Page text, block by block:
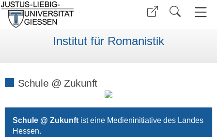
Institut für Romanistik
Schule @ Zukunft
Schule @ Zukunftist eine Medieninitiative des Landes
Hessen.